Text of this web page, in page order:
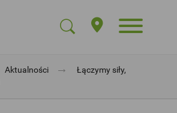
Aktualności →
Łączymy siły,